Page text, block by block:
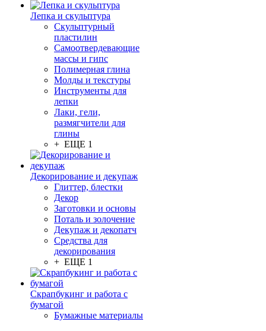
Лепка и скульптура
Скульптурный
пластилин
Самоотвердевающие
массы и гипс
Полимерная глина
Молды и текстуры
Инструменты для
лепки
Лаки, гели,
размягчители для
глины
+ ЕЩЕ 1
Декорирование и декупаж
Глиттер, блестки
Декор
Заготовки и основы
Поталь и золочение
Декупаж и декопатч
Средства для
декорирования
+ ЕЩЕ 1
Скрапбукинг и работа с
бумагой
Бумажные материалы